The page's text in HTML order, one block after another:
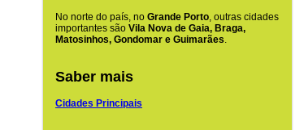
No norte do país, no Grande Porto, outras cidades
importantes são Vila Nova de Gaia, Braga,
Matosinhos, Gondomar e Guimarães.
Saber mais
Cidades Principais